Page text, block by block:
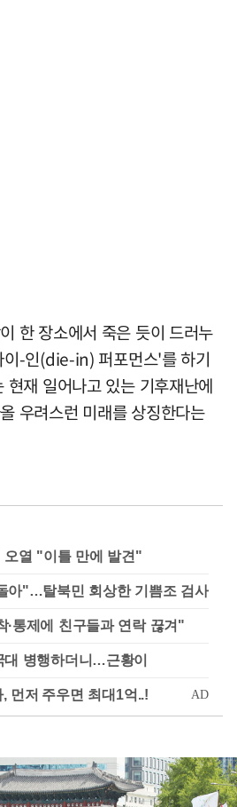
한 장소에서 죽은 듯이 드러누
이-인(die-in) 퍼포먼스'를 하기
현재 일어나고 있는 기후재난에
우려스런 미래를 상징한다는
오열 "이틀 만에 발견"
아"…탈북민 회상한 기쁨조 검사
·통제에 친구들과 연락 끊겨"
대 병행하더니…근황이